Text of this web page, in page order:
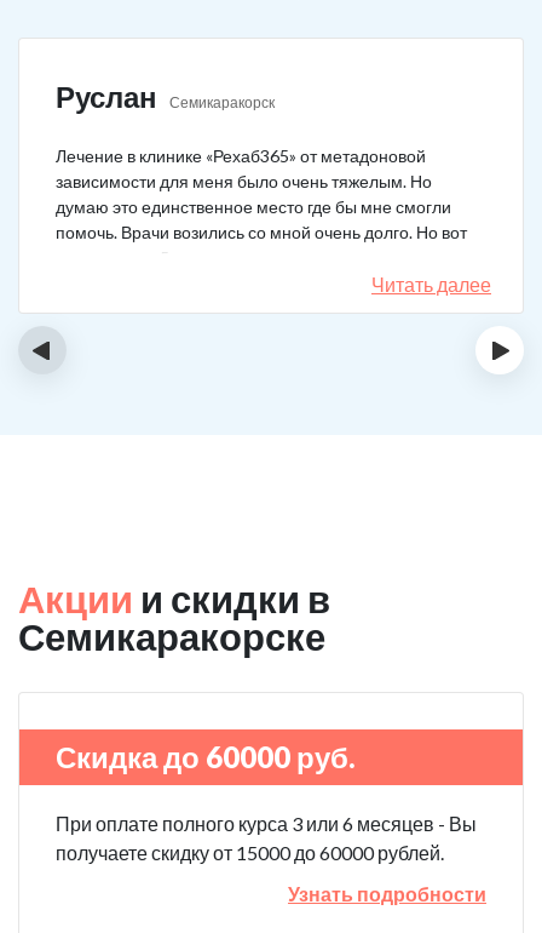
Руслан Семикаракорск
Лечение в клинике «Рехаб365» от метадоновой
зависимости для меня было очень тяжелым. Но
думаю это единственное место где бы мне смогли
помочь. Врачи возились со мной очень долго. Но вот
теперь я уже 5 месяцев не принимаю наркотики.
Читать далее
‹ ›
Акции и скидки в
Семикаракорске
Скидка до 60000 руб.
При оплате полного курса 3 или 6 месяцев - Вы
получаете скидку от 15000 до 60000 рублей.
Узнать подробности